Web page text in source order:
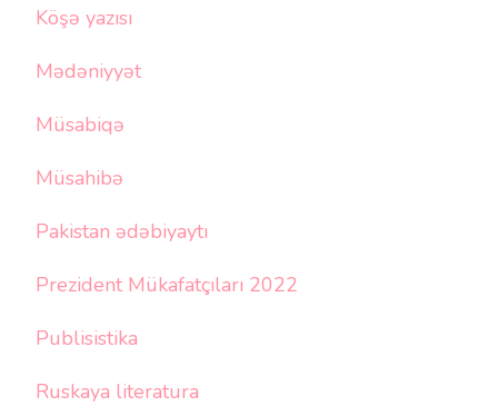
Köşə yazısı
Mədəniyyət
Müsabiqə
Müsahibə
Pakistan ədəbiyaytı
Prezident Mükafatçıları 2022
Publisistika
Ruskaya literatura